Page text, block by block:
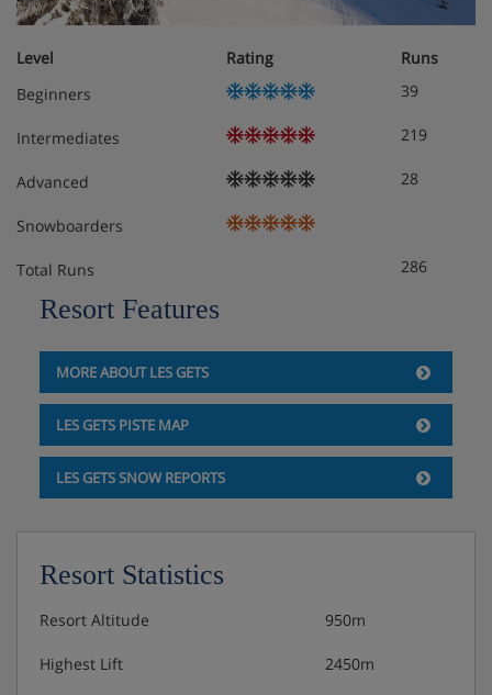
Level Rating
Runs
Beginners
39
Intermediates 219
Advanced 28
Snowboarders
Total Runs 286
Resort Features
MORE ABOUT LES GETS
LES GETS PISTE MAP
LES GETS SNOW REPORTS
Resort Statistics
Resort Altitude 950m
Highest Lift 2450m